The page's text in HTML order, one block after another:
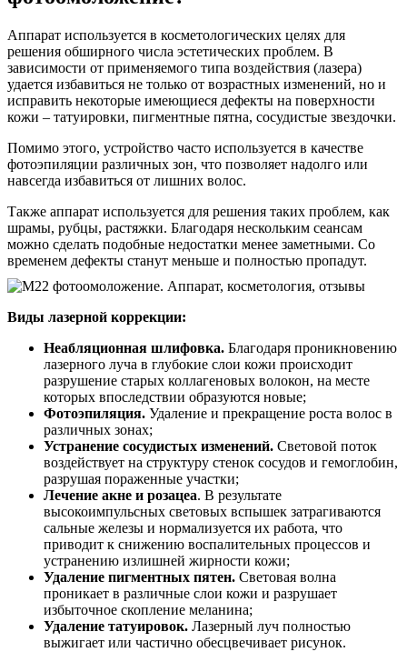
Аппарат используется в косметологических целях для
решения обширного числа эстетических проблем. В
зависимости от применяемого типа воздействия (лазера)
удается избавиться не только от возрастных изменений, но и
исправить некоторые имеющиеся дефекты на поверхности
кожи – татуировки, пигментные пятна, сосудистые звездочки.
Помимо этого, устройство часто используется в качестве
фотоэпиляции различных зон, что позволяет надолго или
навсегда избавиться от лишних волос.
Также аппарат используется для решения таких проблем, как
шрамы, рубцы, растяжки. Благодаря нескольким сеансам
можно сделать подобные недостатки менее заметными. Со
временем дефекты станут меньше и полностью пропадут.
Виды лазерной коррекции:
Неабляционная шлифовка. Благодаря проникновению
лазерного луча в глубокие слои кожи происходит
разрушение старых коллагеновых волокон, на месте
которых впоследствии образуются новые;
Фотоэпиляция. Удаление и прекращение роста волос в
различных зонах;
Устранение сосудистых изменений. Световой поток
воздействует на структуру стенок сосудов и гемоглобин,
разрушая пораженные участки;
Лечение акне и розацеа. В результате
высокоимпульсных световых вспышек затрагиваются
сальные железы и нормализуется их работа, что
приводит к снижению воспалительных процессов и
устранению излишней жирности кожи;
Удаление пигментных пятен. Световая волна
проникает в различные слои кожи и разрушает
избыточное скопление меланина;
Удаление татуировок. Лазерный луч полностью
выжигает или частично обесцвечивает рисунок.